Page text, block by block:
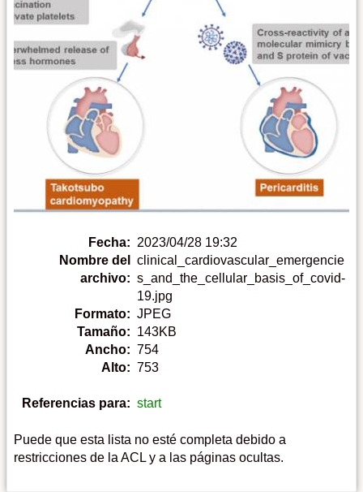
Fecha: 2023/04/28 19:32
Nombre del
archivo:
clinical_cardiovascular_emergencie
s_and_the_cellular_basis_of_covid-
19.jpg
Formato: JPEG
Tamaño: 143KB
Ancho: 754
Alto: 753
Referencias para: start
Puede que esta lista no esté completa debido a
restricciones de la ACL y a las páginas ocultas.